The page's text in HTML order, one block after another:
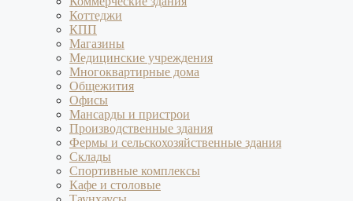
Коттеджи
КПП
Магазины
Медицинские учреждения
Многоквартирные дома
Общежития
Офисы
Мансарды и пристрои
Производственные здания
Фермы и сельскохозяйственные здания
Склады
Спортивные комплексы
Кафе и столовые